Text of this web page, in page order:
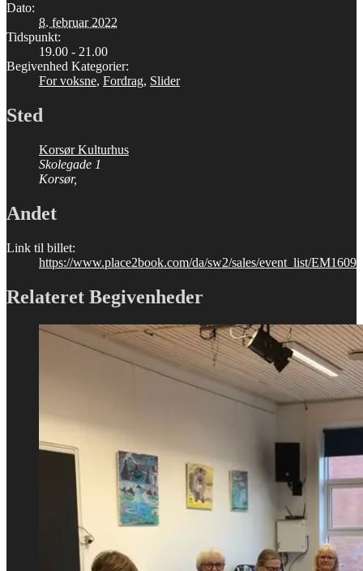
Dato:
8. februar 2022
Tidspunkt:
19.00 - 21.00
Begivenhed Kategorier:
For voksne, Fordrag, Slider
Sted
Korsør Kulturhus
Skolegade 1
Korsør,
Andet
Link til billet:
https://www.place2book.com/da/sw2/sales/event_list/EM1609
Relateret Begivenheder